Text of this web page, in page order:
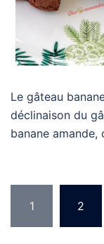
Le gâteau
déclinaison du
banane
des
1 2